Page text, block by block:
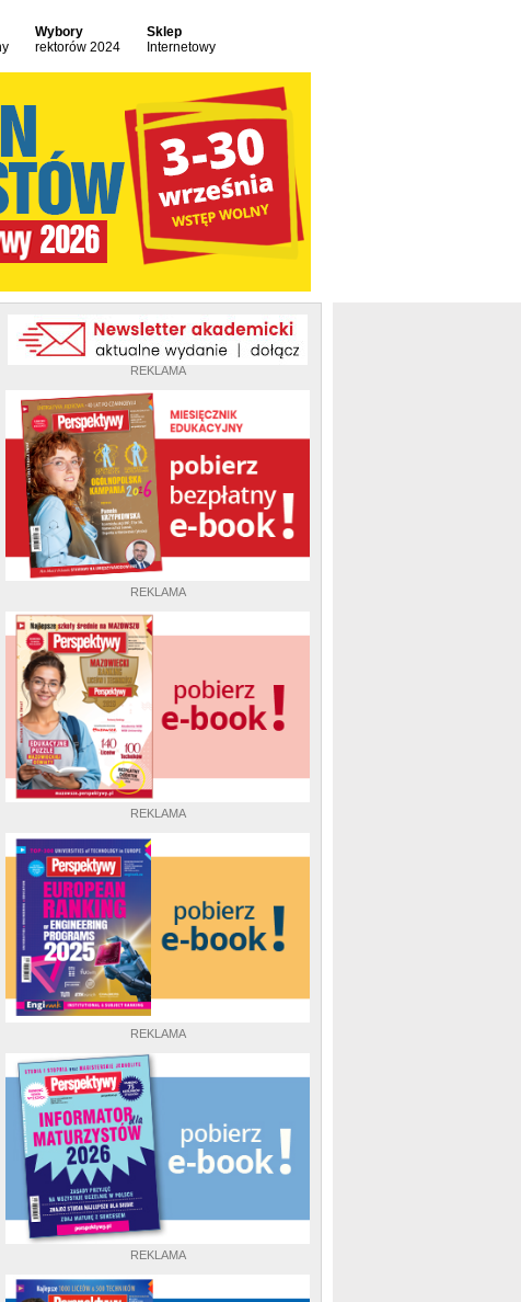
Wybory
rektorów 2024
Sklep
Internetowy
REKLAMA
REKLAMA
REKLAMA
REKLAMA
REKLAMA